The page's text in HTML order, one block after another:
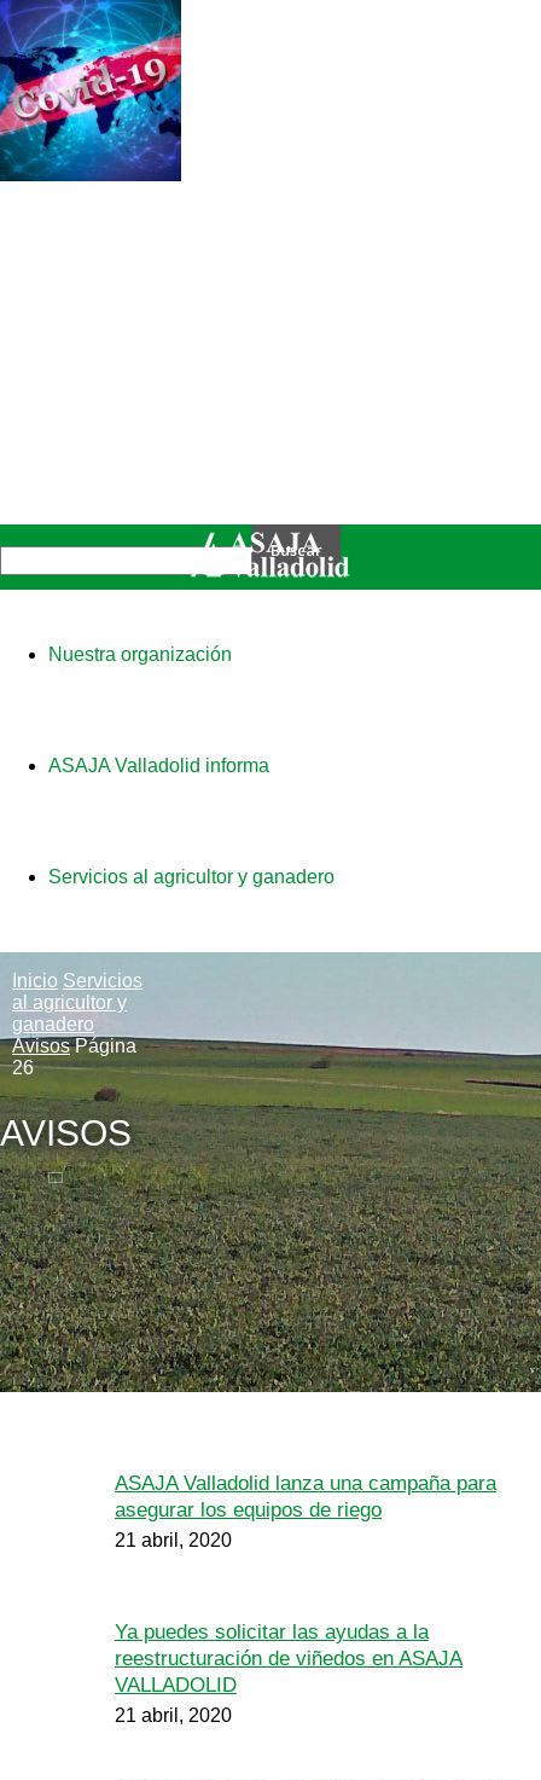
Nuestra organización
ASAJA Valladolid informa
Servicios al agricultor y ganadero
Inicio Servicios
al agricultor y
ganadero
Avisos Página
26
AVISOS
ASAJA Valladolid lanza una campaña para
asegurar los equipos de riego
21 abril, 2020
Ya puedes solicitar las ayudas a la
reestructuración de viñedos en ASAJA
VALLADOLID
21 abril, 2020